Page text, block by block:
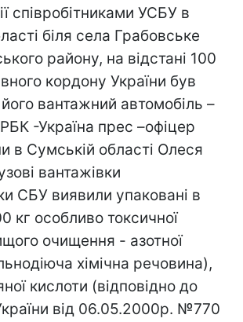
співробітниками УСБУ в
біля села Грабовське
району, на відстані 100
кордону України був
вантажний автомобіль –
-Україна прес –офіцер
в Сумській області Олеся
вантажівки
СБУ виявили упаковані в
кг особливо токсичної
очищення - азотної
хімічна речовина),
кислоти (відповідно до
від 06.05.2000р. №770